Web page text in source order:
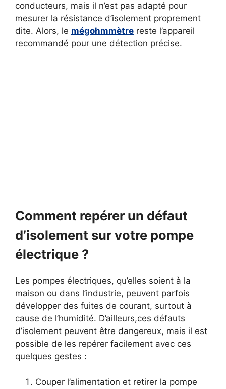
conducteurs, mais il n’est pas adapté pour
mesurer la résistance d’isolement proprement
dite. Alors, le mégohmmètre reste l’appareil
recommandé pour une détection précise.
Comment repérer un défaut
d’isolement sur votre pompe
électrique ?
Les pompes électriques, qu’elles soient à la
maison ou dans l’industrie, peuvent parfois
développer des fuites de courant, surtout à
cause de l’humidité. D’ailleurs,ces défauts
d’isolement peuvent être dangereux, mais il est
possible de les repérer facilement avec ces
quelques gestes :
Couper l’alimentation et retirer la pompe